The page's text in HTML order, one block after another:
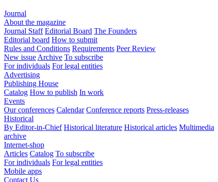
Journal
About the magazine
Journal Staff Editorial Board The Founders
Editorial board How to submit
Rules and Conditions Requirements Peer Review
New issue Archive To subscribe
For individuals For legal entities
Advertising
Publishing House
Catalog How to publish In work
Events
Our conferences Calendar Conference reports Press-releases
Historical
By Editor-in-Chief Historical literature Historical articles Multimedia
archive
Internet-shop
Articles Catalog To subscribe
For individuals For legal entities
Mobile apps
Contact Us